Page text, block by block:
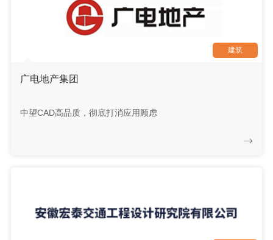
建筑
广电地产集团
中望CAD高品质，彻底打消应用顾虑